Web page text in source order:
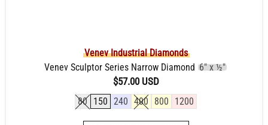
Venev Industrial Diamonds
Venev Sculptor Series Narrow Diamond 6" x ½"
$57.00 USD
80 150 240 400 800 1200